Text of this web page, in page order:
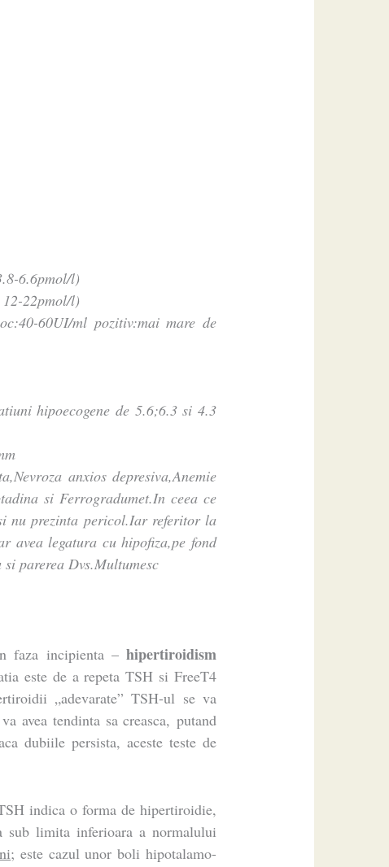
6.6pmol/l)
22pmol/l)
60UI/ml pozitiv:mai mare de
hipoecogene de 5.6;6.3 si 4.3
anxios depresiva,Anemie
si Ferrogradumet.In ceea ce
nu prezinta pericol.Iar referitor la
avea legatura cu hipofiza,pe fond
parerea Dvs.Multumesc
faza incipienta – hipertiroidism
este de a repeta TSH si FreeT4
„adevarate” TSH-ul se va
avea tendinta sa creasca, putand
dubiile persista, aceste teste de
indica o forma de hipertiroidie,
sub limita inferioara a normalului
; este cazul unor boli hipotalamo-